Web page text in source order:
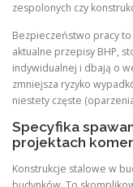
zespolonych czy
Bezpieczeństwo pracy
aktualne przepisy BHP,
indywidualnej i dbają o
zmniejsza ryzyko
niestety częste
Specyfika
projektach
Konstrukcje stalowe w